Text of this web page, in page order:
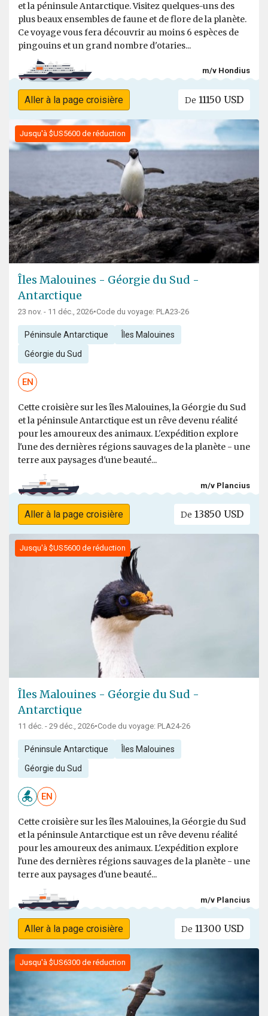
et la péninsule Antarctique. Visitez quelques-uns des
plus beaux ensembles de faune et de flore de la planète.
Ce voyage vous fera découvrir au moins 6 espèces de
pingouins et un grand nombre d'otaries...
m/v Hondius
Aller à la page croisière De 11150 USD
Jusqu'à $US5600 de réduction
Îles Malouines - Géorgie du Sud -
Antarctique
23 nov. - 11 déc., 2026•Code du voyage: PLA23-26
Péninsule Antarctique Îles Malouines
Géorgie du Sud
EN
Cette croisière sur les îles Malouines, la Géorgie du Sud
et la péninsule Antarctique est un rêve devenu réalité
pour les amoureux des animaux. L'expédition explore
l'une des dernières régions sauvages de la planète - une
terre aux paysages d'une beauté...
m/v Plancius
Aller à la page croisière De 13850 USD
Jusqu'à $US5600 de réduction
Îles Malouines - Géorgie du Sud -
Antarctique
11 déc. - 29 déc., 2026•Code du voyage: PLA24-26
Péninsule Antarctique Îles Malouines
Géorgie du Sud
EN
Cette croisière sur les îles Malouines, la Géorgie du Sud
et la péninsule Antarctique est un rêve devenu réalité
pour les amoureux des animaux. L'expédition explore
l'une des dernières régions sauvages de la planète - une
terre aux paysages d'une beauté...
m/v Plancius
Aller à la page croisière De 11300 USD
Jusqu'à $US6300 de réduction